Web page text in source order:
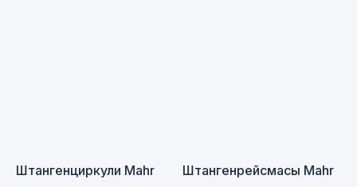
Штангенциркули Mahr Штангенрейсмасы Mahr